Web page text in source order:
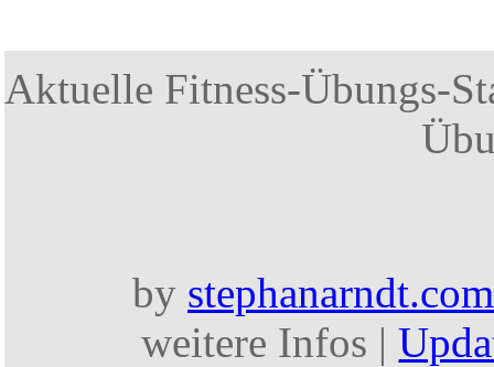
Aktuelle Fitness-Übungs-
by stephanarndt.com
weitere Infos |